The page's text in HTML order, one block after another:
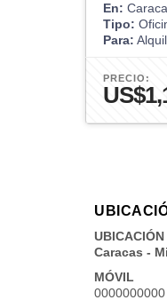
En:
Tipo:
Para:
PRECIO:
UBICACIÓN
Caracas -
MÓVIL
0000000000